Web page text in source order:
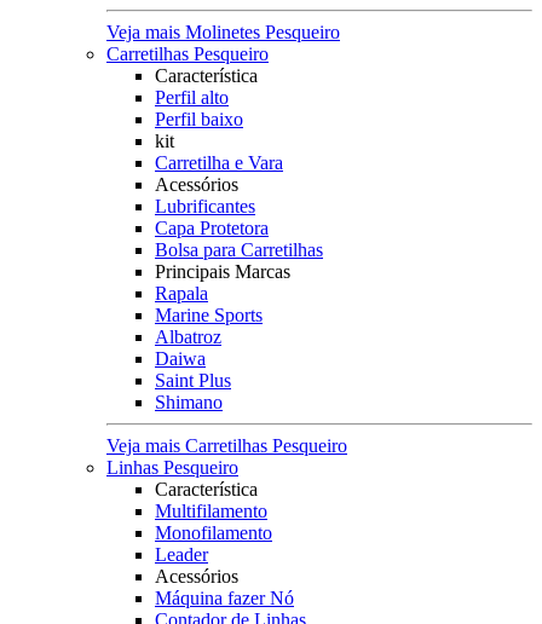
Veja mais Molinetes Pesqueiro
Carretilhas Pesqueiro
Característica
Perfil alto
Perfil baixo
kit
Carretilha e Vara
Acessórios
Lubrificantes
Capa Protetora
Bolsa para Carretilhas
Principais Marcas
Rapala
Marine Sports
Albatroz
Daiwa
Saint Plus
Shimano
Veja mais Carretilhas Pesqueiro
Linhas Pesqueiro
Característica
Multifilamento
Monofilamento
Leader
Acessórios
Máquina fazer Nó
Contador de Linhas